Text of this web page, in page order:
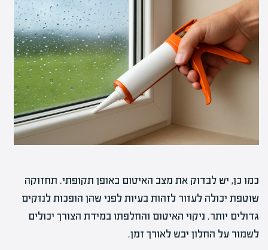
כמו כן, יש לבדוק את מצב האיטום באופן תקופתי. תחזוקה
שוטפת יכולה לעזור לזהות בעיות לפני שהן הופכות לנזקים
גדולים יותר. ניקוי האיטום והחלפתו במידת הצורך יכולים
לשמור על החלון יבש לאורך זמן.